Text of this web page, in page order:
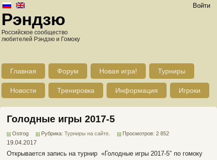
Войти
Рэндзю
Российское сообщество
любителей Рэндзю и Гомоку
Главная Форум Новая игра! Турниры
Новости Тренировка Информация Игроки
Голодные игры 2017-5
Ostrog Рубрика: Турниры на сайте Просмотров: 2 852
19.04.2017
Открывается запись на турнир «Голодные игры 2017-5″ по гомоку